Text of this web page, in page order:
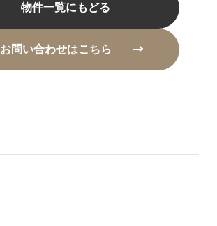
物件一覧にもどる
お問い合わせはこちら